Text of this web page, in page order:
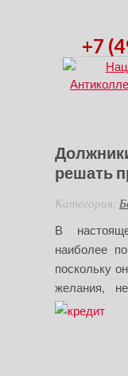
+7
решать
Категория:
В
наиболее
поскольку
желания,